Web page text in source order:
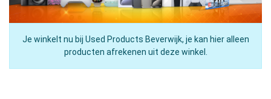
Je winkelt nu bij Used Products Beverwijk, je kan hier alleen
producten afrekenen uit deze winkel.